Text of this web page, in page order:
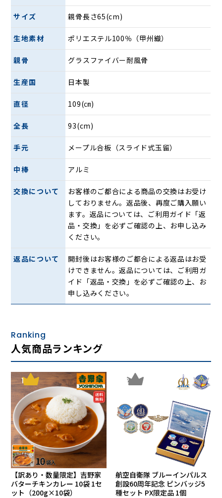
シンプルな表地と開くとシャープなオルタネートストライプ
が顔を出します。生地には、絹のような美しい艶と重厚感の
ある手触りが特徴の山梨県が誇る伝統的な織物「甲州織」を
使用。ストライプには色だけでなく、「綾織り」というプリ
ントでは出すことができない、織模様が折り込まれていま
す。甲州織の職人だからこそ出すことができるこの織模様が
ストライプに奥行きを出し、より上質でエレガントに格上げ
をしてくれます。
傘をまとめる「胴ネーム」と呼ばれる紐には、裏地と同じス
トライプが使用され、閉じている時にもお洒落です。
濃茶のメープル手元に真鍮の留め具で上質さを
雨水が伝い落ちるつゆ先をまとめている「玉留」と呼ばれる
スライド式の留め具は真鍮で作られ、傘の上質さを引き立て
ます。持ち手には衝撃に強いメープルを使用。濃茶色と真鍮
のバランスはフォーマルな場でも派手すぎない華やかさがあ
ります。
サイズ 親骨長さ65(cm)
生地素材 ポリエステル100％（甲州織）
親骨 グラスファイバー耐風骨
生産国 日本製
直径 109(㎝)
全長 93(cm)
手元 メープル合板（スライド式玉留）
中棒 アルミ
交換について
お客様のご都合による商品の交換はお受け
しておりません。返品後、再度ご購入願い
ます。返品については、ご利用ガイド「返
品・交換」を必ずご確認の上、お申し込み
ください。
返品について
開封後はお客様のご都合による返品はお受
けできません。返品については、ご利用ガ
イド「返品・交換」を必ずご確認の上、お
申し込みください。
Ranking
人気商品ランキング
1
【訳あり・数量限定】吉野家
バターチキンカレー 10袋 1セ
ット（200g×10袋）
2
航空自衛隊 ブルーインパルス
創設60周年記念 ピンバッジ5
種セット PX限定品 1個